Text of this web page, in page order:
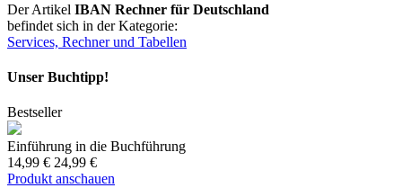
Der Artikel IBAN Rechner für Deutschland
befindet sich in der Kategorie:
Services, Rechner und Tabellen
Unser Buchtipp!
Bestseller
Einführung in die Buchführung
14,99 € 24,99 €
Produkt anschauen